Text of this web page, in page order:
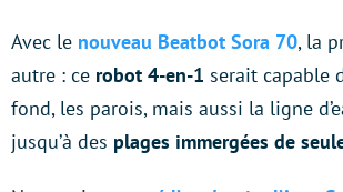
Avec le nouveau Beatbot Sora 70, la
autre : ce robot 4-en-1 serait capable
fond, les parois, mais aussi la ligne
jusqu’à des plages immergées de